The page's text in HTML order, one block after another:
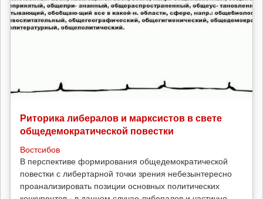
Риторика либералов и марксистов в свете
общедемократической повестки
Востсибов
В перспективе формирования общедемократической
повестки с либертарной точки зрения небезынтересно
проанализировать позиции основных политических